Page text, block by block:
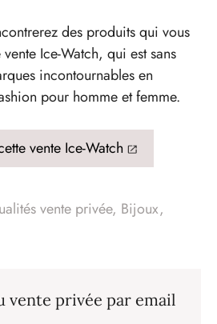
des produits qui vous
Ice-Watch, qui est sans
incontournables en
pour homme et femme.
vente Ice-Watch
vente privée, Bijoux,
vente privée par email